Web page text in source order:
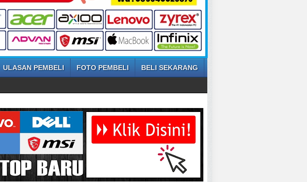
ULASAN PEMBELI FOTO PEMBELI BELI SEKARANG